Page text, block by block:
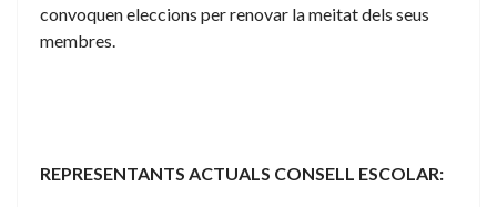
convoquen eleccions per renovar la meitat dels seus
membres.
REPRESENTANTS ACTUALS CONSELL ESCOLAR: